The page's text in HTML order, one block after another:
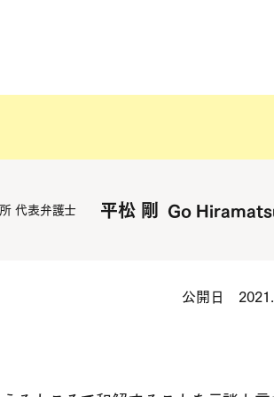
代表弁護士 平松 剛 Go
公開日